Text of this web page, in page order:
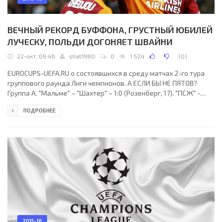
ВЕЧНЫЙ РЕКОРД БУФФОНА, ГРУСТНЫЙ ЮБИЛЕЙ
ЛУЧЕСКУ, ПОЛЬДИ ДОГОНЯЕТ ШВАЙНИ
22-окт, 09:46 shat1980 0 1 524 (0)
EUROCUPS-UEFA.RU о состоявшихся в среду матчах 2-го тура
группового раунда Лиги чемпионов. А ЕСЛИ БЫ НЕ ПЯТОВ?
Группа А. "Мальме" – "Шахтер" – 1:0 (Розенберг, 17). "ПСЖ" -
задался уже в дебюте. Конате проскочил по левому флангу,
тренировке. А если бы не реакция Пятова, совершившего
потрясающее спасение после атаки Бергета, все
ПОДРОБНЕЕ